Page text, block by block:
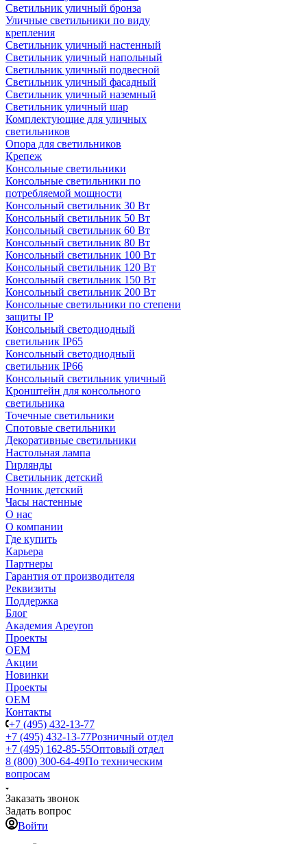
Светильник уличный бронза
Уличные светильники по виду
крепления
Светильник уличный настенный
Светильник уличный напольный
Светильник уличный подвесной
Светильник уличный фасадный
Светильник уличный наземный
Cветильник уличный шар
Комплектующие для уличных
светильников
Опора для светильников
Крепеж
Консольные светильники
Консольные светильники по
потребляемой мощности
Консольный светильник 30 Вт
Консольный светильник 50 Вт
Консольный светильник 60 Вт
Консольный светильник 80 Вт
Консольный светильник 100 Вт
Консольный светильник 120 Вт
Консольный светильник 150 Вт
Консольный светильник 200 Вт
Консольные светильники по степени
защиты IP
Консольный светодиодный
светильник IP65
Консольный светодиодный
светильник IP66
Консольный светильник уличный
Кронштейн для консольного
светильника
Точечные светильники
Спотовые светильники
Декоративные светильники
Настольная лампа
Гирлянды
Светильник детский
Ночник детский
Часы настенные
О нас
О компании
Где купить
Карьера
Партнеры
Гарантия от производителя
Реквизиты
Поддержка
Блог
Академия Apeyron
Проекты
ОЕМ
Акции
Новинки
Проекты
ОЕМ
Контакты
+7 (495) 432-13-77
+7 (495) 432-13-77Розничный отдел
+7 (495) 162-85-55Оптовый отдел
8 (800) 300-64-49По техническим
вопросам
Заказать звонок
Задать вопрос
Войти